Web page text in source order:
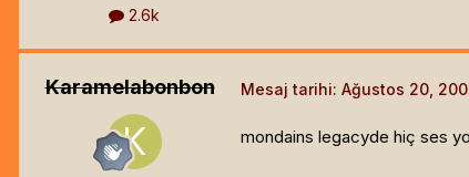
2.6k
Karamelabonbon Mesaj tarihi: Ağustos 20,
mondains legacyde hiç ses